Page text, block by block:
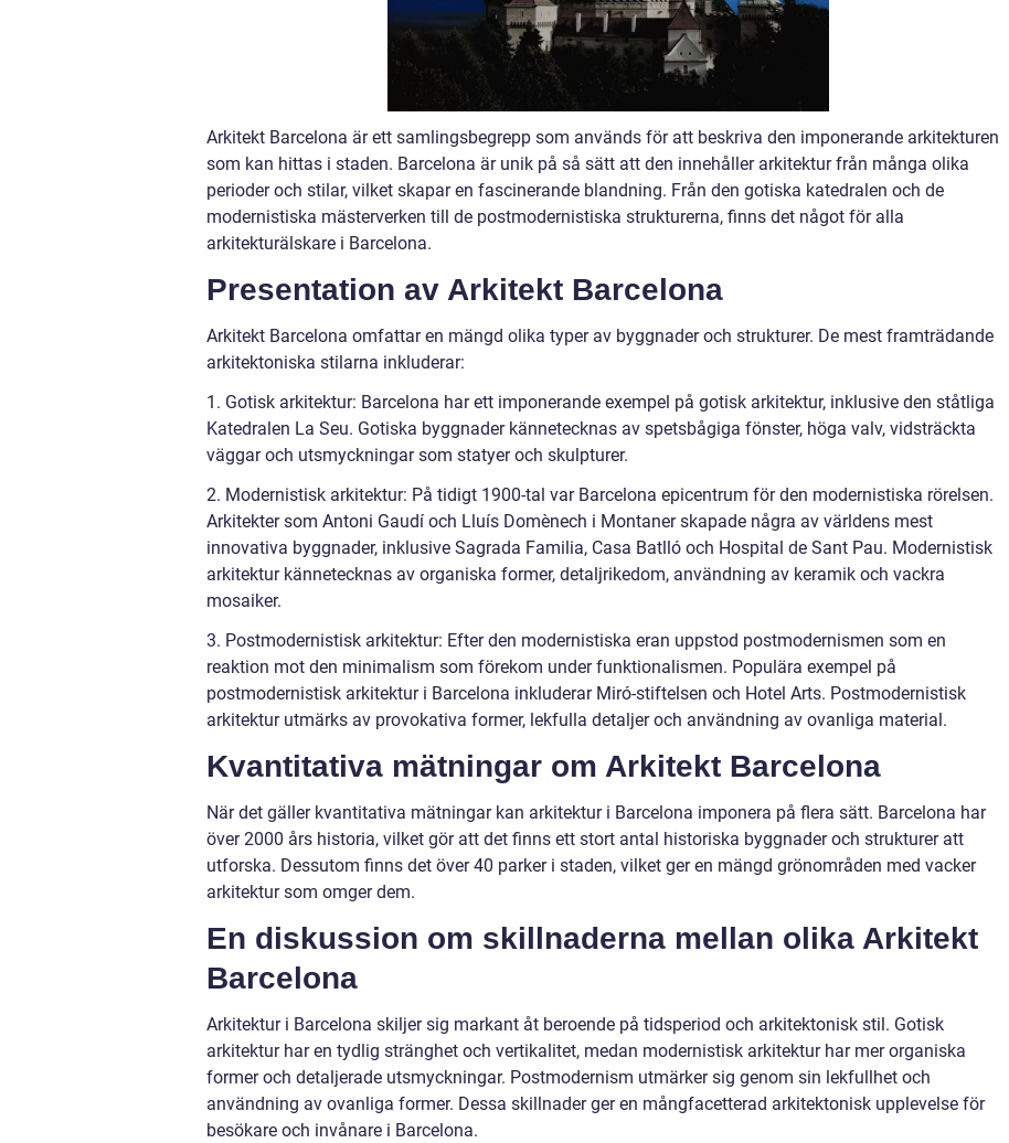
Arkitekt Barcelona är ett samlingsbegrepp som används för att beskriva den imponerande arkitekturen
som kan hittas i staden. Barcelona är unik på så sätt att den innehåller arkitektur från många olika
perioder och stilar, vilket skapar en fascinerande blandning. Från den gotiska katedralen och de
modernistiska mästerverken till de postmodernistiska strukturerna, finns det något för alla
arkitekturälskare i Barcelona.
Presentation av Arkitekt Barcelona
Arkitekt Barcelona omfattar en mängd olika typer av byggnader och strukturer. De mest framträdande
arkitektoniska stilarna inkluderar:
1. Gotisk arkitektur: Barcelona har ett imponerande exempel på gotisk arkitektur, inklusive den ståtliga
Katedralen La Seu. Gotiska byggnader kännetecknas av spetsbågiga fönster, höga valv, vidsträckta
väggar och utsmyckningar som statyer och skulpturer.
2. Modernistisk arkitektur: På tidigt 1900-tal var Barcelona epicentrum för den modernistiska rörelsen.
Arkitekter som Antoni Gaudí och Lluís Domènech i Montaner skapade några av världens mest
innovativa byggnader, inklusive Sagrada Familia, Casa Batlló och Hospital de Sant Pau. Modernistisk
arkitektur kännetecknas av organiska former, detaljrikedom, användning av keramik och vackra
mosaiker.
3. Postmodernistisk arkitektur: Efter den modernistiska eran uppstod postmodernismen som en
reaktion mot den minimalism som förekom under funktionalismen. Populära exempel på
postmodernistisk arkitektur i Barcelona inkluderar Miró-stiftelsen och Hotel Arts. Postmodernistisk
arkitektur utmärks av provokativa former, lekfulla detaljer och användning av ovanliga material.
Kvantitativa mätningar om Arkitekt Barcelona
När det gäller kvantitativa mätningar kan arkitektur i Barcelona imponera på flera sätt. Barcelona har
över 2000 års historia, vilket gör att det finns ett stort antal historiska byggnader och strukturer att
utforska. Dessutom finns det över 40 parker i staden, vilket ger en mängd grönområden med vacker
arkitektur som omger dem.
En diskussion om skillnaderna mellan olika Arkitekt
Barcelona
Arkitektur i Barcelona skiljer sig markant åt beroende på tidsperiod och arkitektonisk stil. Gotisk
arkitektur har en tydlig stränghet och vertikalitet, medan modernistisk arkitektur har mer organiska
former och detaljerade utsmyckningar. Postmodernism utmärker sig genom sin lekfullhet och
användning av ovanliga former. Dessa skillnader ger en mångfacetterad arkitektonisk upplevelse för
besökare och invånare i Barcelona.